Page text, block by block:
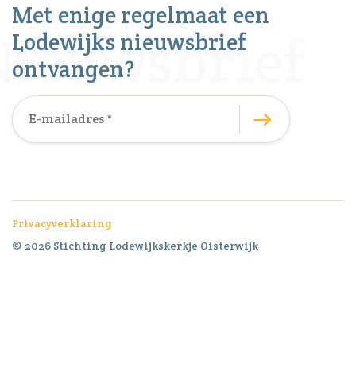
Met enige regelmaat een
Lodewijks nieuwsbrief
ontvangen?
Privacyverklaring
© 2026 Stichting Lodewijkskerkje Oisterwijk